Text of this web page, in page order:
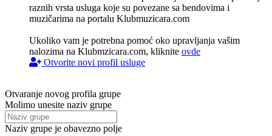
raznih vrsta usluga koje su povezane sa bendovima i
muzičarima na portalu Klubmuzicara.com
Ukoliko vam je potrebna pomoć oko upravljanja vašim
nalozima na Klubmzicara.com, kliknite ovde
Otvorite novi profil usluge
Otvaranje novog profila grupe
Molimo unesite naziv grupe
Naziv grupe je obavezno polje